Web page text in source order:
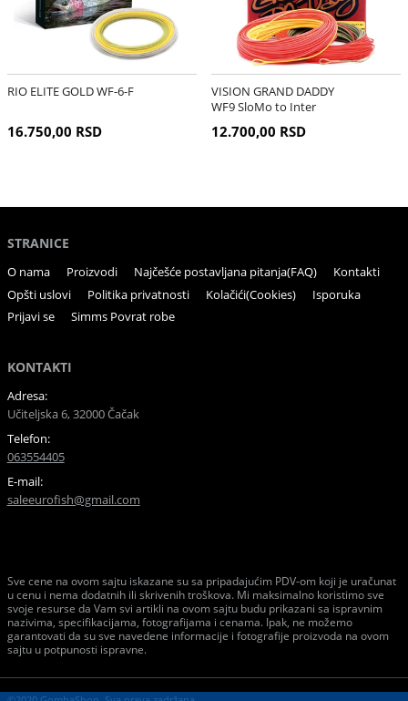
RIO ELITE GOLD WF-6-F
16.750,00 RSD
VISION GRAND DADDY
WF9 SloMo to Inter
12.700,00 RSD
STRANICE
O nama Proizvodi Najčešće postavljana pitanja(FAQ)
Kontakti
Opšti uslovi
Politika privatnosti Kolačići(Cookies)
Isporuka
Prijavi se
Simms Povrat robe
KONTAKTI
Adresa:
Učiteljska 6, 32000 Čačak
Telefon:
063554405
E-mail:
saleeurofish@gmail.com
Sve cene na ovom sajtu iskazane su sa pripadajućim PDV-om koji je uračunat
u cenu i nema dodatnih ili skrivenih troškova. Mi maksimalno koristimo sve
svoje resurse da Vam svi artikli na ovom sajtu budu prikazani sa ispravnim
nazivima, specifikacijama, fotografijama i cenama. Ipak, ne možemo
garantovati da su sve navedene informacije i fotografije proizvoda na ovom
sajtu u potpunosti ispravne.